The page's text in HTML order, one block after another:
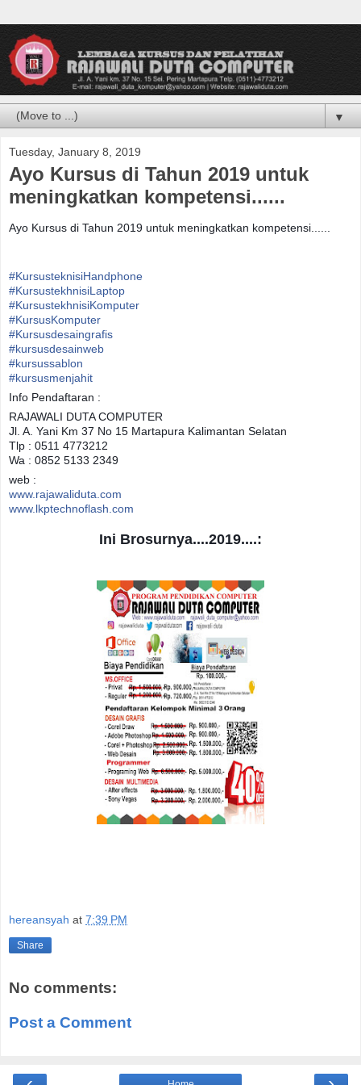
▼
Tuesday, January 8, 2019
Ayo Kursus di Tahun 2019 untuk
meningkatkan kompetensi......
Ayo Kursus di Tahun 2019 untuk meningkatkan kompetensi......
#KursusteknisiHandphone
#KursustekhnisiLaptop
#KursustekhnisiKomputer
#KursusKomputer
#Kursusdesaingrafis
#kursusdesainweb
#kursussablon
#kursusmenjahit
Info Pendaftaran :
RAJAWALI DUTA COMPUTER
Jl. A. Yani Km 37 No 15 Martapura Kalimantan Selatan
Tlp : 0511 4773212
Wa : 0852 5133 2349
web :
www.rajawaliduta.com
www.lkptechnoflash.com
Ini Brosurnya....2019....:
hereansyah at 7:39 PM
Share
No comments:
Post a Comment